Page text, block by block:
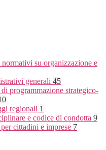
su organizzazione e
generali 45
programmazione strategico-
regionali 1
e codice di condotta 9
cittadini e imprese 7